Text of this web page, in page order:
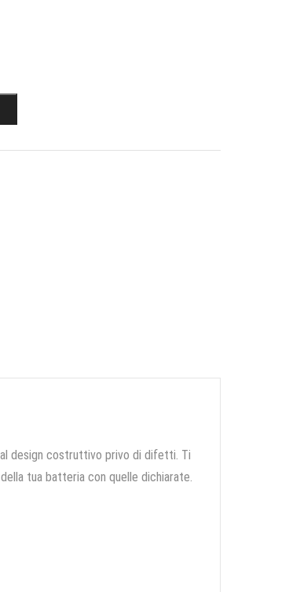
al design costruttivo privo di difetti. Ti
tua batteria con quelle dichiarate.